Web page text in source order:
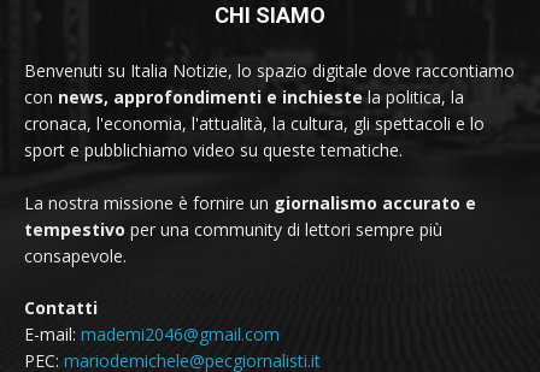
CHI SIAMO
Benvenuti su Italia Notizie, lo spazio digitale dove raccontiamo
con news, approfondimenti e inchieste la politica, la
cronaca, l'economia, l'attualità, la cultura, gli spettacoli e lo
sport e pubblichiamo video su queste tematiche.
La nostra missione è fornire un giornalismo accurato e
tempestivo per una community di lettori sempre più
consapevole.
Contatti
E-mail: mademi2046@gmail.com
PEC: mariodemichele@pecgiornalisti.it